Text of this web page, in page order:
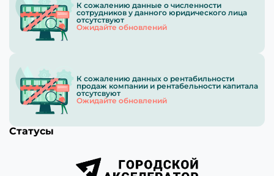
К сожалению данные о численности
сотрудников у данного юридического лица
отсутствуют
Ожидайте обновлений
К сожалению данных о рентабильности
продаж компании и рентабельности капитала
отсутсвуют
Ожидайте обновлений
Статусы